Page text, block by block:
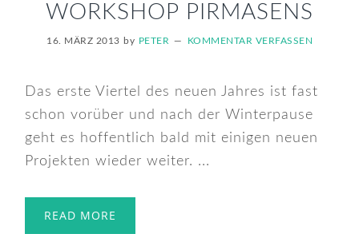
WORKSHOP PIRMASENS
16. MÄRZ 2013 by PETER KOMMENTAR VERFASSEN
Das erste Viertel des neuen Jahres ist fast
schon vorüber und nach der Winterpause
geht es hoffentlich bald mit einigen neuen
Projekten wieder weiter. ...
READ MORE